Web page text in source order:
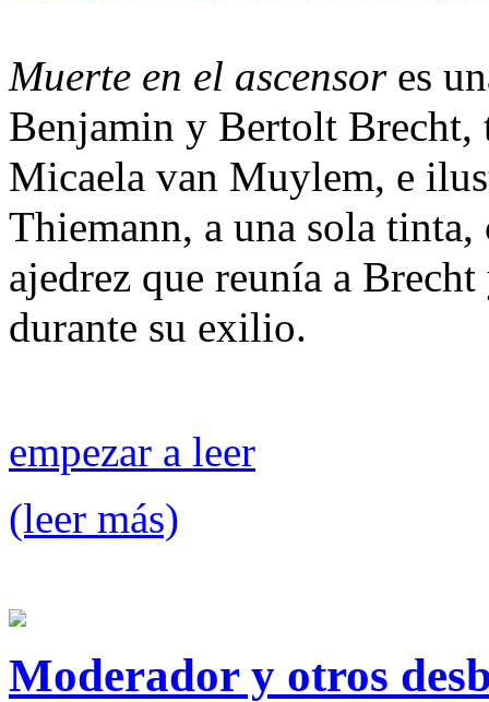
Muerte en el ascensores
Benjamin y Bertolt
Micaela van Muylem, e
Thiemann, a una sola
ajedrez que reunía a
durante su exilio.
empezar a leer
(leer más)
Moderador y otros